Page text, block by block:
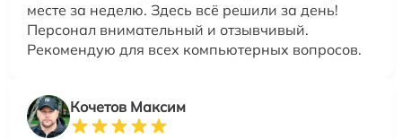
месте за неделю. Здесь всё решили за день!
Персонал внимательный и отзывчивый.
Рекомендую для всех компьютерных вопросов.
Кочетов Максим